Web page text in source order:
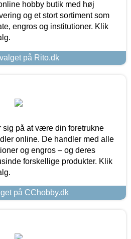
hobby butik med høj
og et stort sortiment som
engros og institutioner. Klik
på Rito.dk
på at være din foretrukne
online. De handler med alle
og engros – og deres
forskellige produkter. Klik
på CChobby.dk